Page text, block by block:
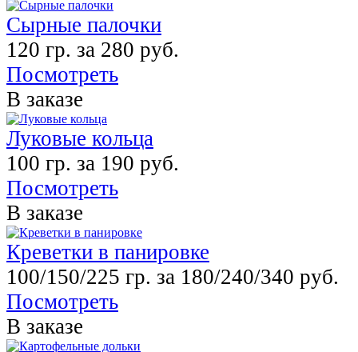
Сырные палочки
120 гр. за 280 руб.
Посмотреть
В заказе
Луковые кольца
100 гр. за 190 руб.
Посмотреть
В заказе
Креветки в панировке
100/150/225 гр. за 180/240/340 руб.
Посмотреть
В заказе